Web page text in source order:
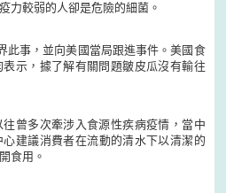
力較弱的人卻是危險的細菌。
此事，並向美國當局跟進事件。美國食
示，據了解有關問題皺皮瓜沒有輸往
曾多次牽涉入食源性疾病疫情，當中
心建議消費者在流動的清水下以清潔的
食用。